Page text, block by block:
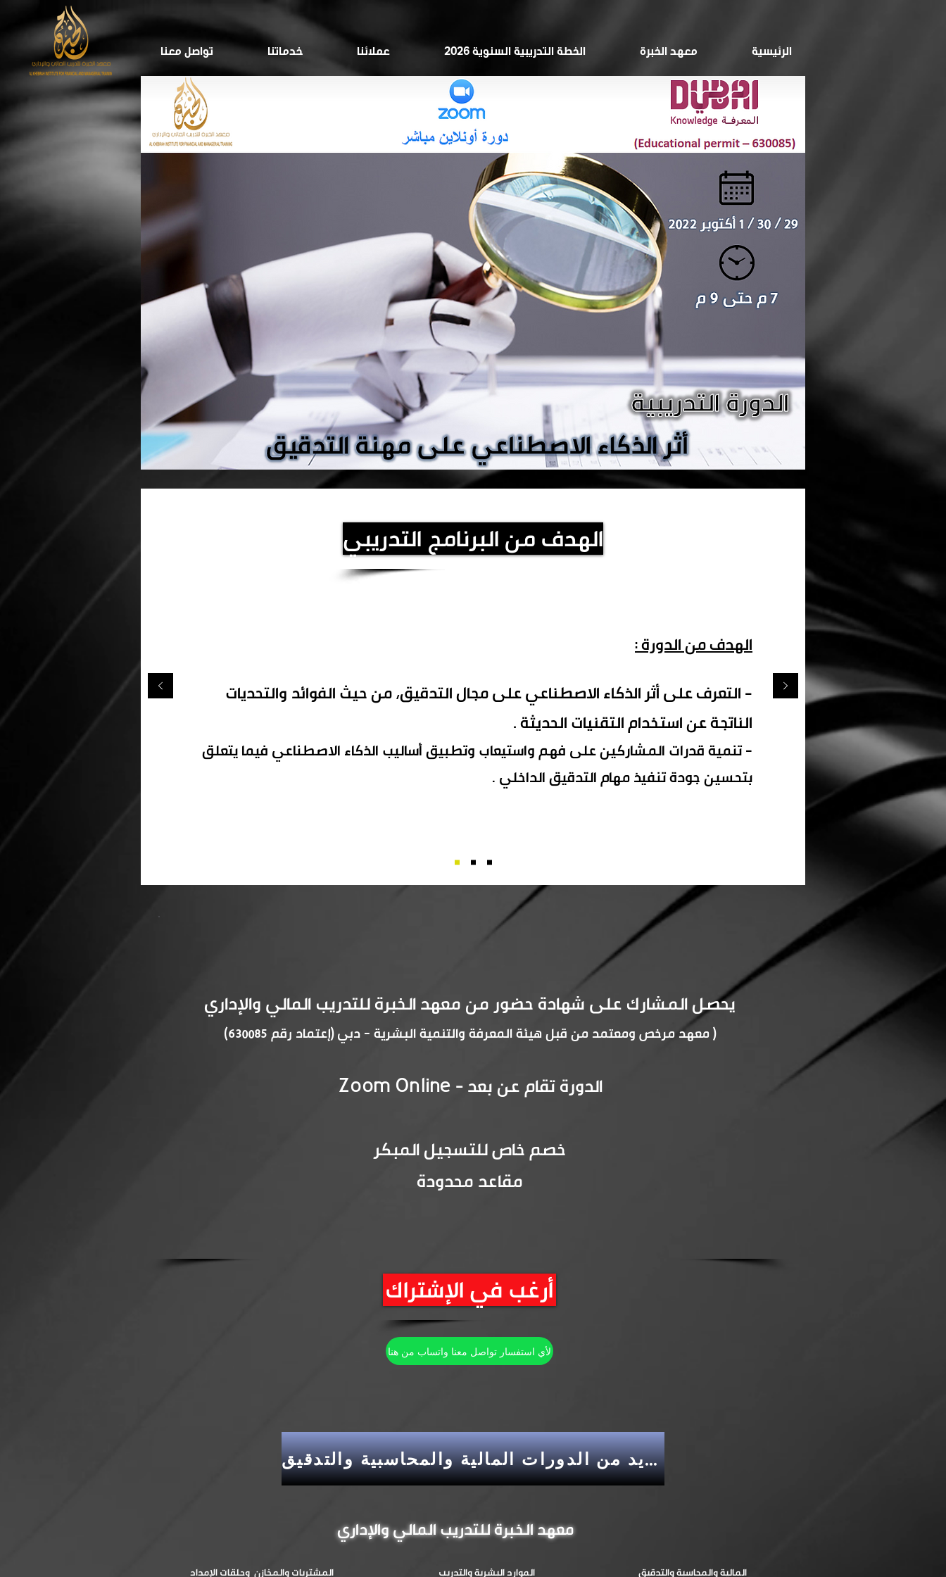
تواصل معنا خدماتنا عملائنا الخطة التدريبية السنوية 2026 معهد الخبرة الرئيسية
الهدف من البرنامج التدريبي
الهدف من الدورة :
- التعرف على أثر الذكاء الاصطناعي على مجال التدقيق، من حيث الفوائدوالتحديات
الناتجة عن استخدام التقنيات الحديثة .
- تنمية قدرات المشاركين على فهم واستيعاب وتطبيق أساليب الذكاء الاصطناعي فيما يتعلق
بتحسين جودة تنفيذ مهام التدقيق الداخلي .
يحصل المشارك على شهادة حضور من معهد الخبرة للتدريب المالي والإداري
( معهد مرخص ومعتمد من قبل هيئة المعرفة والتنمية البشرية - دبي (إعتماد رقم 630085)
الدورة تقام عن بعد - Zoom Online
خصم خاص للتسجيل المبكر
مقاعد محدودة
أرغب في الإشتراك
لأي استفسار تواصل معنا واتساب من هنا
للمزيد من الدورات المالية والمحاسبية والتدقيق
معهد الخبرة للتدريب المالي والإداري
المشتريات والمخازن وحلقات الإمداد الموارد البشرية والتدريب المالية والمحاسبة والتدقيق